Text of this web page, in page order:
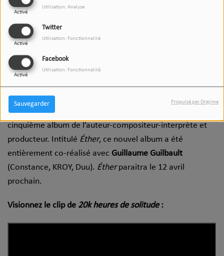
Activé
Utilisation: Analyse
Twitter
Activé
Utilisation: Fonctionnalité
Facebook
Activé
Utilisation: Fonctionnalité
Sauvegarder Propulsé par Orejime
20 000 heures de solitude
Ce nouveau single est accompagné d’un vidéoclip tourné
à Prague et réalisé parAdrian Villagomez
Elliot Maginot).
20k heures de solitude
cinquième album de l’auteur-compositeur-interprète et
producteur. Intitulé Éther, ce nouvel album a été
entièrement co-réalisé avec Guillaume Guilbault
(Constance, KROY, Duu). Étherparaitra le 12 avril
prochain.
Visionnez le clip de 20k heures de solitude: